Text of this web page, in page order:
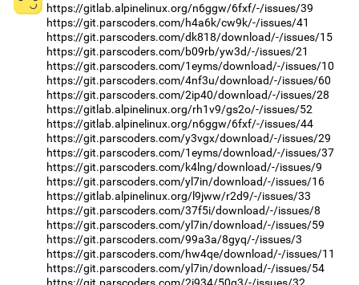
https://gitlab.alpinelinux.org/n6ggw/6fxf/-/issues/39
https://git.parscoders.com/h4a6k/cw9k/-/issues/41
https://git.parscoders.com/dk818/download/-/issues/15
https://git.parscoders.com/b09rb/yw3d/-/issues/21
https://git.parscoders.com/1eyms/download/-/issues/10
https://git.parscoders.com/4nf3u/download/-/issues/60
https://git.parscoders.com/2ip40/download/-/issues/28
https://gitlab.alpinelinux.org/rh1v9/gs2o/-/issues/52
https://gitlab.alpinelinux.org/n6ggw/6fxf/-/issues/44
https://git.parscoders.com/y3vgx/download/-/issues/29
https://git.parscoders.com/1eyms/download/-/issues/37
https://git.parscoders.com/k4lng/download/-/issues/9
https://git.parscoders.com/yl7in/download/-/issues/16
https://gitlab.alpinelinux.org/l9jww/r2d9/-/issues/33
https://git.parscoders.com/37f5i/download/-/issues/8
https://git.parscoders.com/yl7in/download/-/issues/59
https://git.parscoders.com/99a3a/8gyq/-/issues/3
https://git.parscoders.com/hw4qe/download/-/issues/11
https://git.parscoders.com/yl7in/download/-/issues/54
https://git.parscoders.com/2i934/50g3/-/issues/32